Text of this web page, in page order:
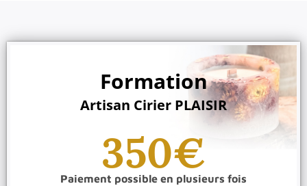
Formation
Artisan Cirier PLAISIR
350€
Paiement possible en plusieurs fois